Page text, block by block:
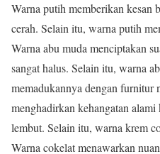
Warna putih memberikan kesan
cerah. Selain itu, warna putih
Warna abu muda menciptakan
sangat halus. Selain itu, warna
memadukannya dengan furnitur
menghadirkan kehangatan
lembut. Selain itu, warna krem
Warna cokelat menawarkan